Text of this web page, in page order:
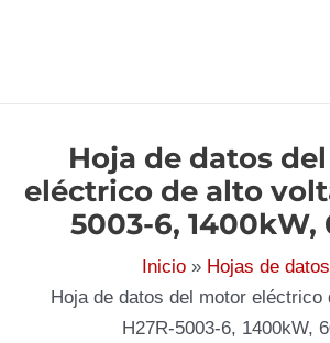
Hoja de datos
eléctrico de alto
5003-6, 1400kW,
Inicio
Hojas de datos
Hoja de datos del motor eléctrico
H27R-5003-6, 1400kW,